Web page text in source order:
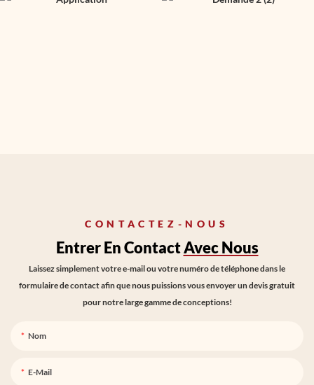
CONTACTEZ-NOUS
Entrer En ContactAvec Nous
Laissez simplement votre e-mail ou votre numéro de téléphone dans le
formulaire de contact afin que nous puissions vous envoyer un devis gratuit
pour notre large gamme de conceptions!
Nom
E-Mail